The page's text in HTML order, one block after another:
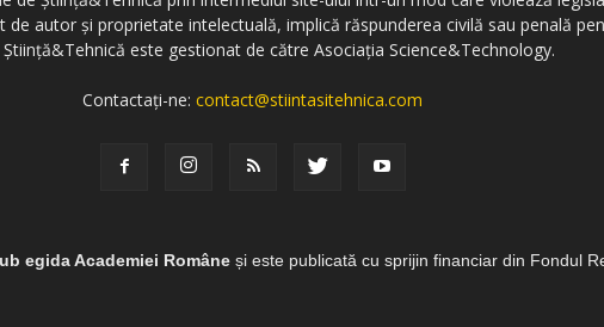
autor și proprietate intelectuală, implică răspunderea civilă sau penală
Știință&Tehnică este gestionat de către Asociația Science&Technology.
Contactați-ne:contact@stiintasitehnica.com
egida Academiei Române și este publicată cu sprijin financiar din Fondul